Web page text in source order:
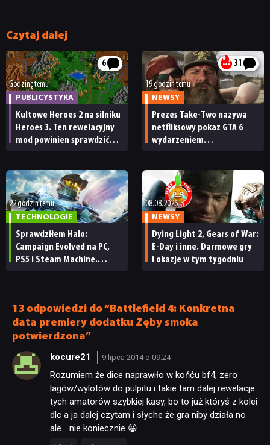
NEWSY
Czytaj dalej
6
Godzinę temu
PUBLICYSTYKA
Kultowe Heroes 2 na silniku
Heroes 3. Ten rewelacyjny
mod powinien sprawdzić
31
19 godzin temu
NEWSY
Prezes Take-Two nazywa
netfliksowy pokaz GTA 6
wydarzeniem
ma subskrybentów
22 godzin temu
TECHNOLOGIE
Sprawdziłem Halo:
Campaign Evolved na PC,
PS5 i Steam Machine.
08.08.2026
NEWSY
Dying Light 2, Gears of War:
E-Day i inne. Darmowe gry
i okazje w tym tygodniu
13 odpowiedzi do “Battlefield 4: Konkretna
data premiery dodatku Zęby smoka
potwierdzona”
kocure21 9 lipca 2014 o 09:24
Rozumiem że dice naprawiło w końću bf4, zero
lagów/wylotów do pulpitu i takie tam dalej rewelacje
tych amatorów szybkiej kasy, bo to już któryś z kolei
dlc a ja dalej czytam i słyche że gra niby działa no
ale… nie koniecznie 😀